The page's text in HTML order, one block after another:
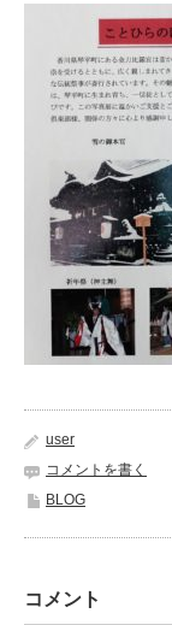
user
コメントを書く
BLOG
コメント